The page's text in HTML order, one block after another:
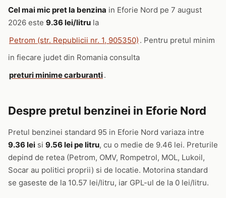
Cel mai mic pret la benzina in Eforie Nord pe 7 august
2026 este 9.36 lei/litru la
Petrom (str. Republicii nr. 1, 905350) . Pentru pretul minim
in fiecare judet din Romania consulta
preturi minime carburanti.
Despre pretul benzinei in Eforie Nord
Pretul benzinei standard 95 in Eforie Nord variaza intre
9.36 lei si 9.56 lei pe litru, cu o medie de 9.46 lei. Preturile
depind de retea (Petrom, OMV, Rompetrol, MOL, Lukoil,
Socar au politici proprii) si de locatie. Motorina standard
se gaseste de la 10.57 lei/litru, iar GPL-ul de la 0 lei/litru.